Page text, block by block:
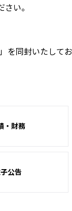
い。
を同封いたして
・財務
公告